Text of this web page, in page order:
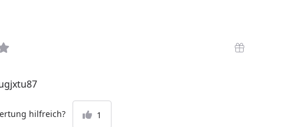
hilfreich? 1